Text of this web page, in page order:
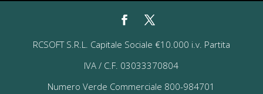
RCSOFT S.R.L. Capitale Sociale €10.000 i.v. Partita
IVA / C.F. 03033370804
Numero Verde Commerciale 800-984701